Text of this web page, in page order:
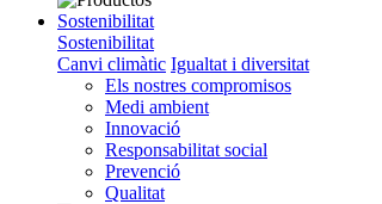
Sostenibilitat
Sostenibilitat
Canvi climàtic Igualtat i diversitat
Els nostres compromisos
Medi ambient
Innovació
Responsabilitat social
Prevenció
Qualitat